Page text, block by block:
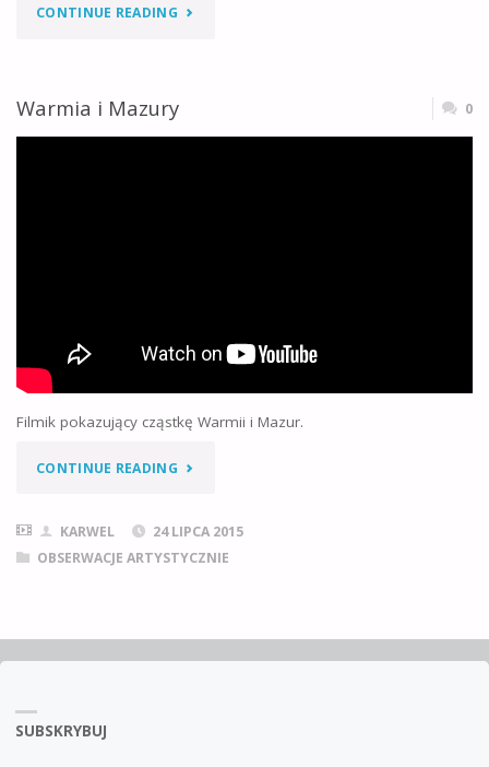
CONTINUE READING"LETNI
LOTNISKU
Z
Warmia i Mazury 0
Filmik pokazujący cząstkę Warmii i Mazur.
CONTINUE READING„WARMIA
MAZURY”
KARWEL
24 LIPCA 2015
OBSERWACJE ARTYSTYCZNIE
SUBSKRYBUJ